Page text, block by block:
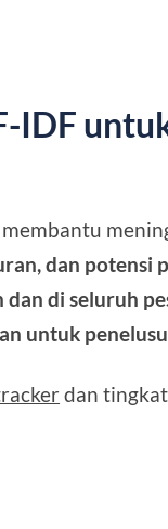
IDF
membantu
dan potensi
di seluruh
untuk
dan